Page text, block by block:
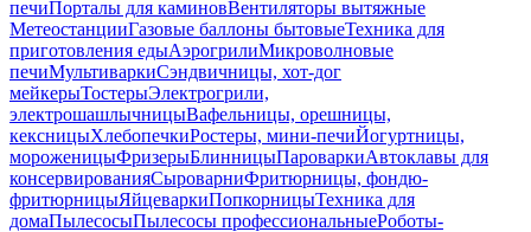
печиПорталы для каминовВентиляторы вытяжные
МетеостанцииГазовые баллоны бытовыеТехника для
приготовления едыАэрогрилиМикроволновые
печиМультиваркиСэндвичницы, хот-дог
мейкерыТостерыЭлектрогрили,
электрошашлычницыВафельницы, орешницы,
кексницыХлебопечкиРостеры, мини-печиЙогуртницы,
мороженицыФризерыБлинницыПароваркиАвтоклавы для
консервированияСыроварниФритюрницы, фондю-
фритюрницыЯйцеваркиПопкорницыТехника для
домаПылесосыПылесосы профессиональныеРоботы-